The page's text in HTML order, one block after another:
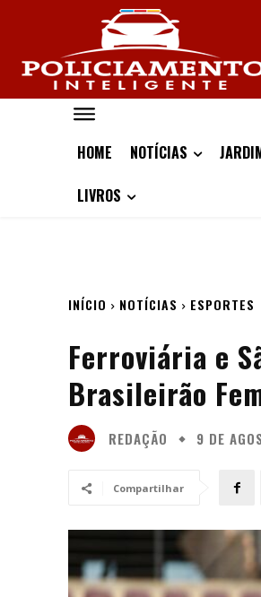
HOME NOTÍCIAS
LIVROS
INÍCIO NOTÍCIAS ESPORTES
Ferroviária e
Brasileirão
REDAÇÃO 9 DE
Compartilhar